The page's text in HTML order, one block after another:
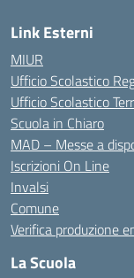
Link Esterni
MIUR
Ufficio Scolastico
Ufficio Scolastico
Scuola in Chiaro
MAD – Messe a
Iscrizioni On Line
Invalsi
Comune
Verifica produzione
La Scuola